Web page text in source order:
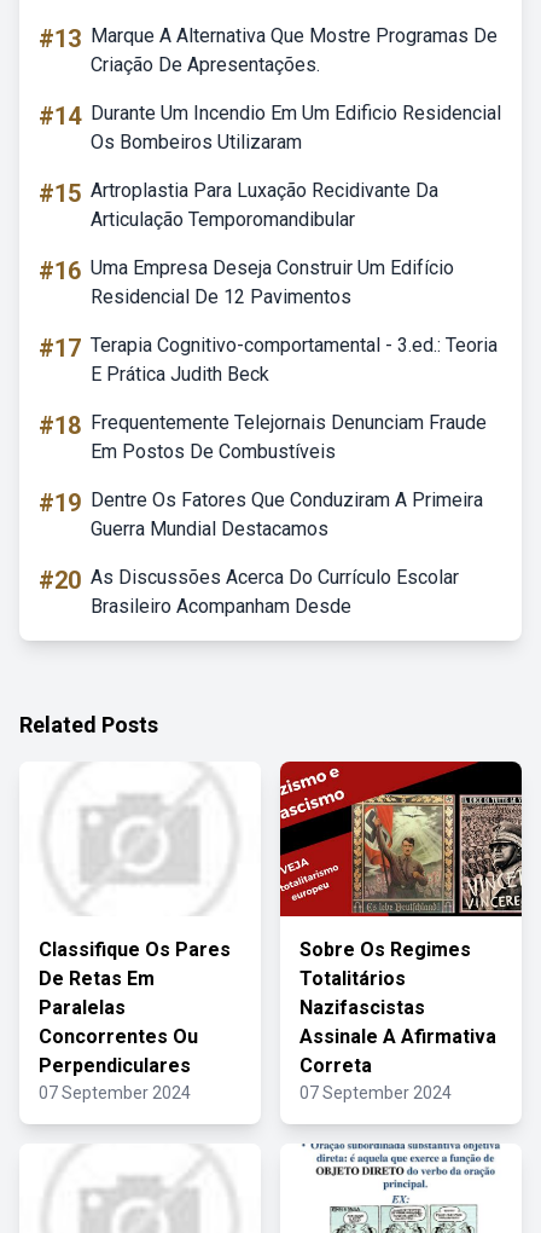
#13 Marque A Alternativa Que Mostre Programas De
Criação De Apresentações.
#14 Durante Um Incendio Em Um Edificio Residencial
Os Bombeiros Utilizaram
#15 Artroplastia Para Luxação Recidivante Da
Articulação Temporomandibular
#16 Uma Empresa Deseja Construir Um Edifício
Residencial De 12 Pavimentos
#17 Terapia Cognitivo-comportamental - 3.ed.: Teoria
E Prática Judith Beck
#18 Frequentemente Telejornais Denunciam Fraude
Em Postos De Combustíveis
#19 Dentre Os Fatores Que Conduziram A Primeira
Guerra Mundial Destacamos
#20 As Discussões Acerca Do Currículo Escolar
Brasileiro Acompanham Desde
Related Posts
Classifique Os Pares
De Retas Em
Paralelas
Concorrentes Ou
Perpendiculares
07 September 2024
Sobre Os Regimes
Totalitários
Nazifascistas
Assinale A Afirmativa
Correta
07 September 2024